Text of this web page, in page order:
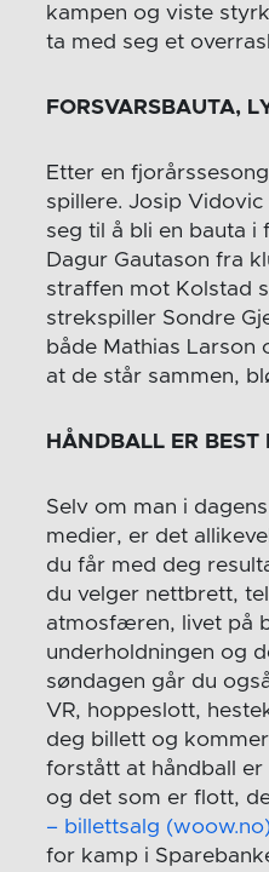
kampen og viste
ta med seg et
FORSVARSBAUTA,
Etter en
spillere. Josip
seg til å bli en bauta i
Dagur Gautason fra
straffen mot Kolstad
strekspiller Sondre
både Mathias Larson
at de står sammen,
HÅNDBALL ER BEST
Selv om man i
medier, er det
du får med deg
du velger nettbrett,
atmosfæren, livet på
underholdningen og
søndagen går du
VR, hoppeslott,
deg billett og
forstått at håndball
og det som er flott,
– billettsalg
for kamp i